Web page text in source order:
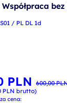
/ PL DL 1d
600,00
PLN
PLN brutto)
cena: